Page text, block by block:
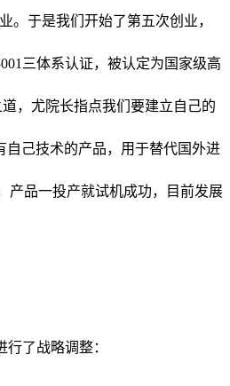
。于是我们开始了第五次创业，
三体系认证，被认定为国家级高
，尤院长指点我们要建立自己的
自己技术的产品，用于替代国外进
产品一投产就试机成功，目前发展
行了战略调整：